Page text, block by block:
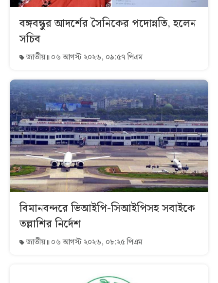
বঙ্গবন্ধুর আদর্শের সৈনিকের পদোন্নতি, হলেন
সচিব
জাতীয় ০৬ আগস্ট ২০২৬, ০৯:৫৭ পিএম
বিমানবন্দরে ভিআইপি-সিআইপিসহ সবাইকে
তল্লাশির নির্দেশ
জাতীয় ০৬ আগস্ট ২০২৬, ০৮:২৫ পিএম